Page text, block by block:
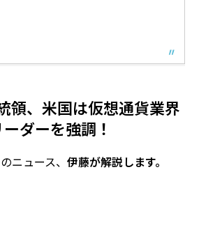
領、米国は仮想通貨業界
ダーを強調！
ニュース、 伊藤が解説します。